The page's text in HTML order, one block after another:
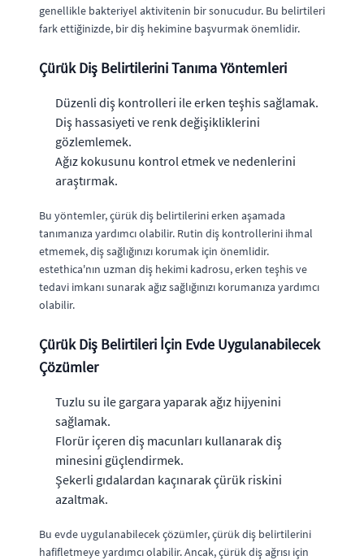
genellikle bakteriyel aktivitenin bir sonucudur. Bu belirtileri
fark ettiğinizde, bir diş hekimine başvurmak önemlidir.
Çürük Diş Belirtilerini Tanıma Yöntemleri
Düzenli diş kontrolleri ile erken teşhis sağlamak.
Diş hassasiyeti ve renk değişikliklerini
gözlemlemek.
Ağız kokusunu kontrol etmek ve nedenlerini
araştırmak.
Bu yöntemler, çürük diş belirtilerini erken aşamada
tanımanıza yardımcı olabilir. Rutin diş kontrollerini ihmal
etmemek, diş sağlığınızı korumak için önemlidir.
estethica'nın uzman diş hekimi kadrosu, erken teşhis ve
tedavi imkanı sunarak ağız sağlığınızı korumanıza yardımcı
olabilir.
Çürük Diş Belirtileri İçin Evde Uygulanabilecek
Çözümler
Tuzlu su ile gargara yaparak ağız hijyenini
sağlamak.
Florür içeren diş macunları kullanarak diş
minesini güçlendirmek.
Şekerli gıdalardan kaçınarak çürük riskini
azaltmak.
Bu evde uygulanabilecek çözümler, çürük diş belirtilerini
hafifletmeye yardımcı olabilir. Ancak, çürük diş ağrısı için